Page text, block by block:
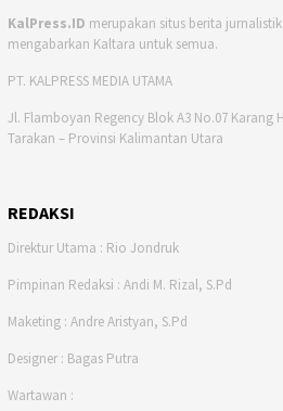
KalPress.ID merupakan situs berita
mengabarkan Kaltara untuk semua.
PT. KALPRESS MEDIA UTAMA
Jl. Flamboyan Regency Blok A3 No.07 Karang
Tarakan – Provinsi Kalimantan Utara
REDAKSI
Direktur Utama : Rio Jondruk
Pimpinan Redaksi : Andi M. Rizal, S.Pd
Maketing : Andre Aristyan, S.Pd
Designer : Bagas Putra
Wartawan :